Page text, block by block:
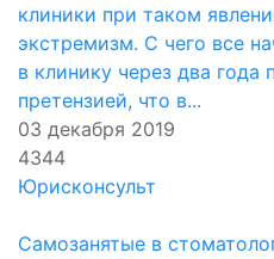
клиники при таком
экстремизм. С чего все
в клинику через два года
претензией, что в...
03 декабря 2019
4344
Юрисконсульт
Самозанятые в